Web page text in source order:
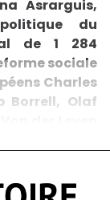
Asrarguis,
du
de 1 284
sociale
Charles
Borrell, Olaf
der Leyen
solution à